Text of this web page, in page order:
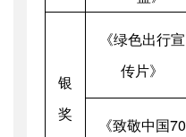
银
奖
《绿色出行宣
传片》
《致敬中国70